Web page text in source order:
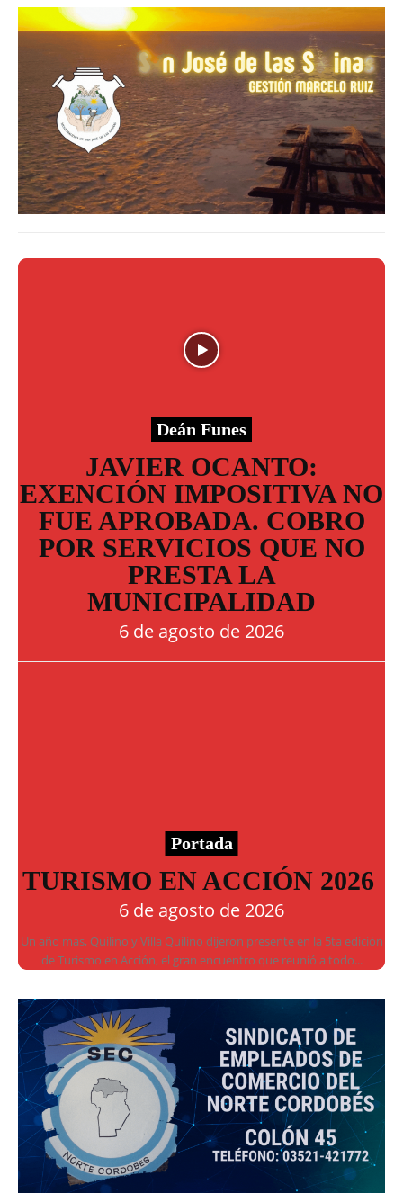
Deán Funes
JAVIER OCANTO:
EXENCIÓN IMPOSITIVA NO
FUE APROBADA. COBRO
POR SERVICIOS QUE NO
PRESTA LA
MUNICIPALIDAD
6 de agosto de 2026
Portada
TURISMO EN ACCIÓN 2026
6 de agosto de 2026
Un año más, Quilino y Villa Quilino dijeron presente en la 5ta edición
de Turismo en Acción, el gran encuentro que reunió a todo...